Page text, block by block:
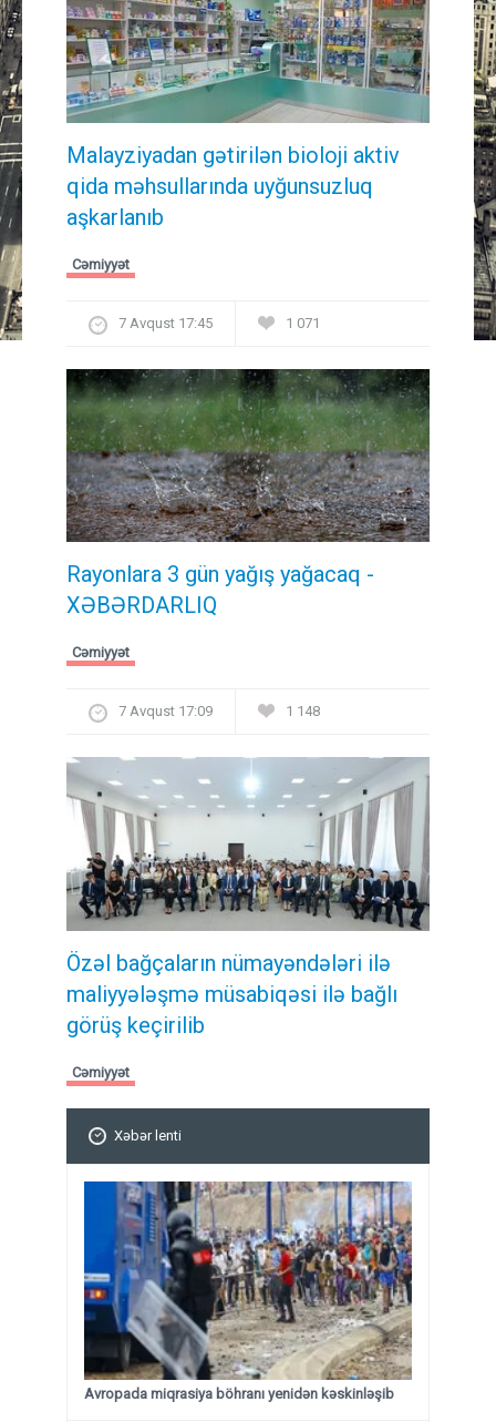
Malayziyadan gətirilən bioloji aktiv
qida məhsullarında uyğunsuzluq
aşkarlanıb
Cəmiyyət
7 Avqust 17:45 1 071
Rayonlara 3 gün yağış yağacaq -
XƏBƏRDARLIQ
Cəmiyyət
7 Avqust 17:09 1 148
Özəl bağçaların nümayəndələri ilə
maliyyələşmə müsabiqəsi ilə bağlı
görüş keçirilib
Cəmiyyət
Xəbər lenti
Avropada miqrasiya böhranı yenidən kəskinləşib